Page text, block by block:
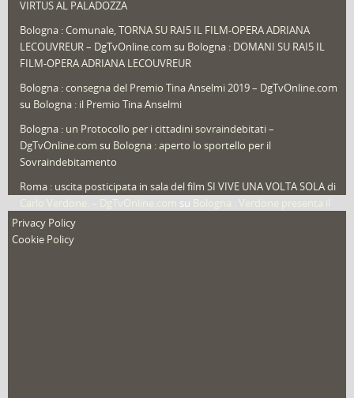
Sport
That's Bologna Magazine(25)
Video (archivio) (263)
VIRTUS AL PALADOZZA
Bologna : Comunale, TORNA SU RAI5 IL FILM-OPERA ADRIANA
LECOUVREUR – DgTvOnline.com su Bologna : DOMANI SU RAI5 IL
FILM-OPERA ADRIANA LECOUVREUR
Bologna : consegna del Premio Tina Anselmi 2019 – DgTvOnline.com
su Bologna : il Premio Tina Anselmi
Bologna : un Protocollo per i cittadini sovraindebitati –
DgTvOnline.com su Bologna : aperto lo sportello per il
Sovraindebitamento
Roma : uscita posticipata in sala del film SI VIVE UNA VOLTA SOLA di
su
nuovo film
Privacy Policy
Cookie Policy